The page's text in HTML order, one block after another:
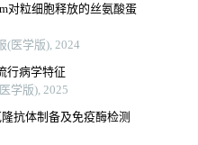
对粒细胞释放的丝氨酸蛋
(医学版), 2024
行病学特征
学版), 2025
抗体制备及免疫酶检测